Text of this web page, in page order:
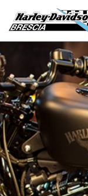
030 3366984